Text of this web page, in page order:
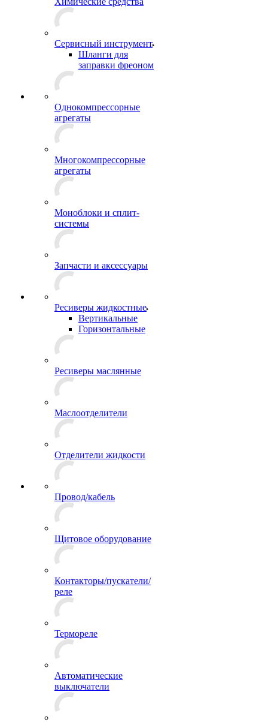
Сервисный инструмент
Шланги для
заправки фреоном
Однокомпрессорные
агрегаты
Многокомпрессорные
агрегаты
Моноблоки и сплит-
системы
Запчасти и аксессуары
Ресиверы жидкостные
Вертикальные
Горизонтальные
Ресиверы маслянные
Маслоотделители
Отделители жидкости
Провод/кабель
Щитовое оборудование
Контакторы/пускатели/
реле
Термореле
Автоматические
выключатели